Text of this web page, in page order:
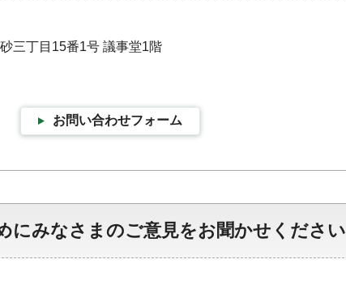
三丁目15番1号 議事堂1階
お問い合わせフォーム
にみなさまのご意見をお聞かせください